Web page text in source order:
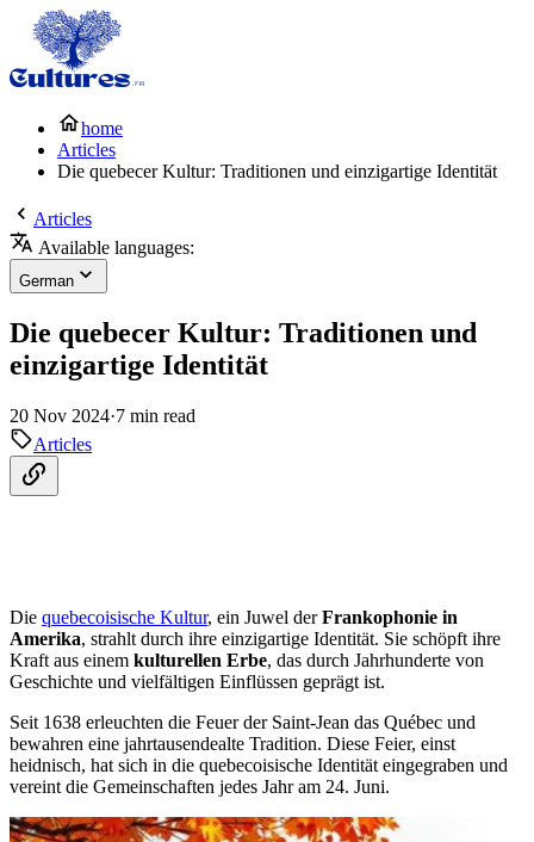
home
Articles
Die quebecer Kultur: Traditionen und einzigartige Identität
Articles
Available languages:
German
Die quebecer Kultur: Traditionen und
einzigartige Identität
20 Nov 2024·7 min read
Articles
Die quebecoisische Kultur, ein Juwel derFrankophonie in
Amerika, strahlt durch ihre einzigartige Identität. Sie schöpft ihre
Kraft aus einem kulturellen Erbe, das durch Jahrhunderte von
Geschichte und vielfältigen Einflüssen geprägt ist.
Seit 1638 erleuchten die Feuer der Saint-Jean das Québec und
bewahren eine jahrtausendealte Tradition. Diese Feier, einst
heidnisch, hat sich in die quebecoisische Identität eingegraben und
vereint die Gemeinschaften jedes Jahr am 24. Juni.